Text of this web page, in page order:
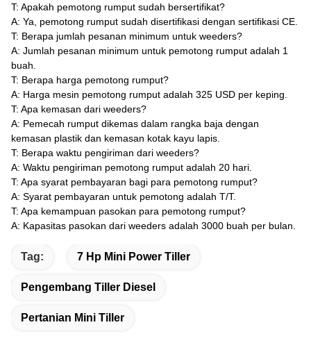
T: Apakah pemotong rumput sudah bersertifikat?
A: Ya, pemotong rumput sudah disertifikasi dengan sertifikasi CE.
T: Berapa jumlah pesanan minimum untuk weeders?
A: Jumlah pesanan minimum untuk pemotong rumput adalah 1
buah.
T: Berapa harga pemotong rumput?
A: Harga mesin pemotong rumput adalah 325 USD per keping.
T: Apa kemasan dari weeders?
A: Pemecah rumput dikemas dalam rangka baja dengan
kemasan plastik dan kemasan kotak kayu lapis.
T: Berapa waktu pengiriman dari weeders?
A: Waktu pengiriman pemotong rumput adalah 20 hari.
T: Apa syarat pembayaran bagi para pemotong rumput?
A: Syarat pembayaran untuk pemotong adalah T/T.
T: Apa kemampuan pasokan para pemotong rumput?
A: Kapasitas pasokan dari weeders adalah 3000 buah per bulan.
Tag: 7 Hp Mini Power Tiller
Pengembang Tiller Diesel
Pertanian Mini Tiller